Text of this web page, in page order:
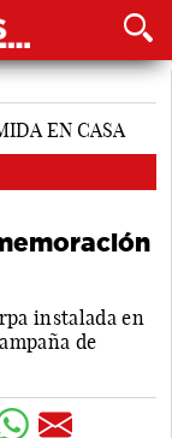
instalada en
de